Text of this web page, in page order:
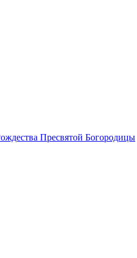
Пресвятой Богородицы